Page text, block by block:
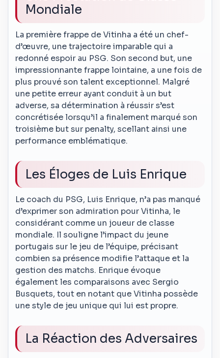
Mondiale
La première frappe de Vitinha a été un chef-
d’œuvre, une trajectoire imparable qui a
redonné espoir au PSG. Son second but, une
impressionnante frappe lointaine, a une fois de
plus prouvé son talent exceptionnel. Malgré
une petite erreur ayant conduit à un but
adverse, sa détermination à réussir s’est
concrétisée lorsqu’il a finalement marqué son
troisième but sur penalty, scellant ainsi une
performance emblématique.
Les Éloges de Luis Enrique
Le coach du PSG, Luis Enrique, n’a pas manqué
d’exprimer son admiration pour Vitinha, le
considérant comme un joueur de classe
mondiale. Il souligne l’impact du jeune
portugais sur le jeu de l’équipe, précisant
combien sa présence modifie l’attaque et la
gestion des matchs. Enrique évoque
également les comparaisons avec Sergio
Busquets, tout en notant que Vitinha possède
une style de jeu unique qui lui est propre.
La Réaction des Adversaires